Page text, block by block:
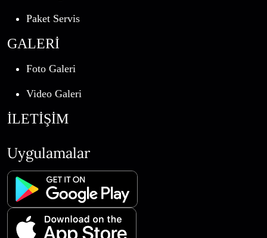
Paket Servis
GALERİ
Foto Galeri
Video Galeri
İLETİŞİM
Uygulamalar